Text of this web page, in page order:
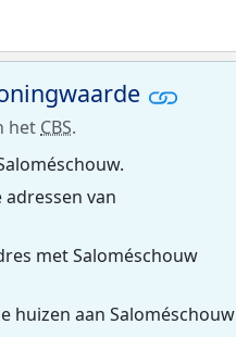
het CBS.
van
met Saloméschouw
huizen aan Saloméschouw